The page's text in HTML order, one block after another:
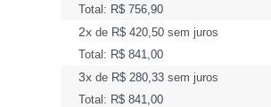
Total: R$ 756,90
2x de R$ 420,50 sem juros
Total: R$ 841,00
3x de R$ 280,33 sem juros
Total: R$ 841,00